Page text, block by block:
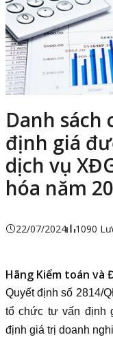
Danh sách
định giá
dịch vụ
hóa năm
22/07/2024 1090
Hãng Kiểm toán và
Quyết định số 2814/
tổ chức tư vấn định
định giá trị doanh